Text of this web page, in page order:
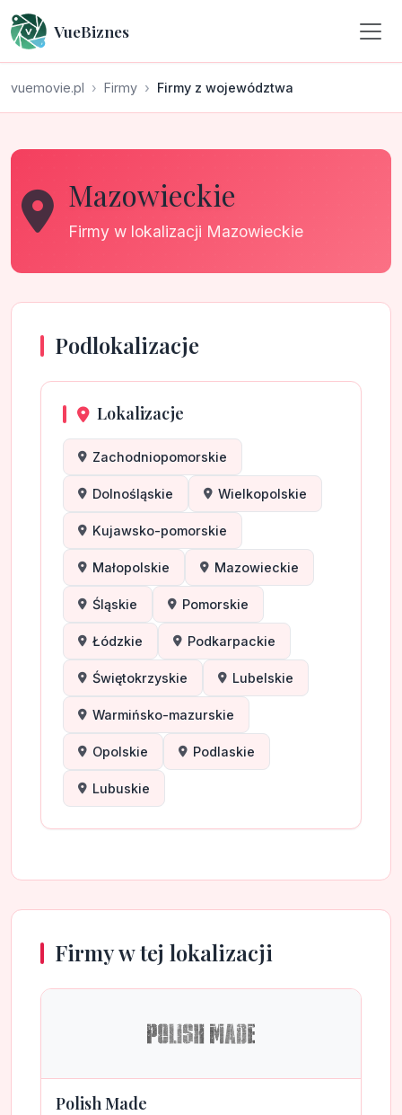
VueBiznes
vuemovie.pl Firmy Firmy z województwa
Mazowieckie
Firmy w lokalizacji Mazowieckie
Podlokalizacje
Lokalizacje
Zachodniopomorskie
Dolnośląskie Wielkopolskie
Kujawsko-pomorskie
Małopolskie Mazowieckie
Śląskie Pomorskie
Łódzkie Podkarpackie
Świętokrzyskie Lubelskie
Warmińsko-mazurskie
Opolskie Podlaskie
Lubuskie
Firmy w tej lokalizacji
Polish Made